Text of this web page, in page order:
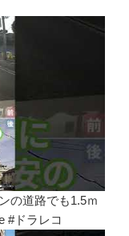
の道路でも1.5ｍ
#ドラレコ